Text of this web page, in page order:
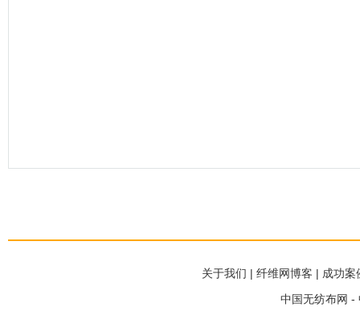
关于我们 | 纤维网博客 | 成功案
中国无纺布网 -